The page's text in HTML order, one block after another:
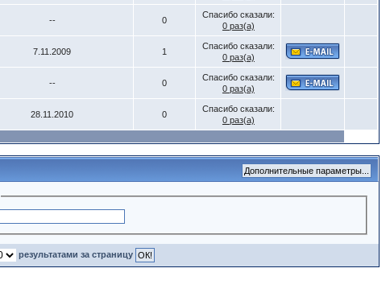
-- 0
Спасибо сказали:
0 раз(а)
7.11.2009 1
Спасибо сказали:
0 раз(а)
-- 0
Спасибо сказали:
0 раз(а)
28.11.2010 0
Спасибо сказали:
0 раз(а)
результатами за страницу